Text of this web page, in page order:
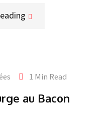
1 Min Read
au Bacon